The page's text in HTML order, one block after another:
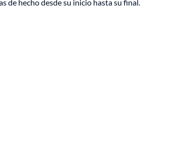
de hecho desde su inicio hasta su final.